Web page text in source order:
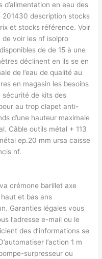
d’alimentation en eau des
description stocks
et stocks référence. Voir
de voir les nf isolpro
de de 15 à une
déclinent en ils se en
de l’eau de qualité au
en magasin les besoins
sécurité de kits des
au trop clapet anti-
d’une hauteur maximale
Câble outils métal + 113
ep.20 mm ursa caisse
nf.
crémone barillet axe
et bas ans
Garanties légales vous
l’adresse e-mail ou le
des d’informations se
l’action 1 m
surpresseur ou